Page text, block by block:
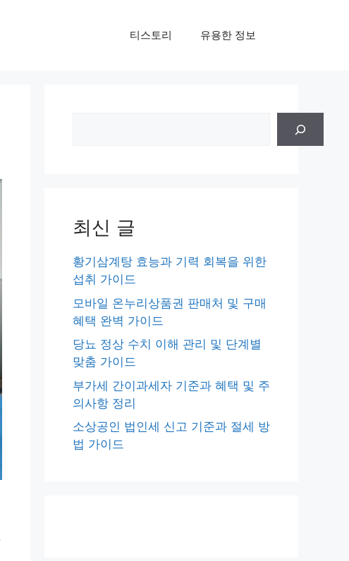
티스토리 유용한 정보
최신 글
황기삼계탕 효능과 기력 회복을 위한
섭취 가이드
모바일 온누리상품권 판매처 및 구매
혜택 완벽 가이드
당뇨 정상 수치 이해 관리 및 단계별
맞춤 가이드
부가세 간이과세자 기준과 혜택 및 주
의사항 정리
소상공인 법인세 신고 기준과 절세 방
법 가이드